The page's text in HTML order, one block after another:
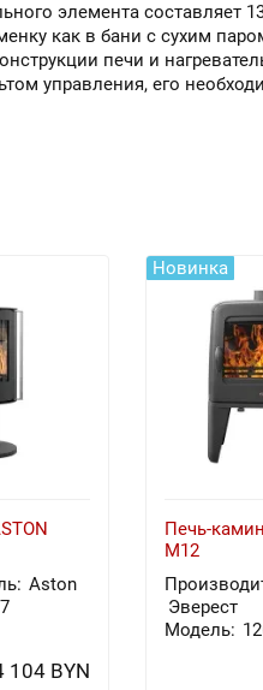
элемента составляет
как в бани с сухим
печи и
управления, его
Aston
104 BYN
Новинка
Печь-
M12
Эверест
Модель: